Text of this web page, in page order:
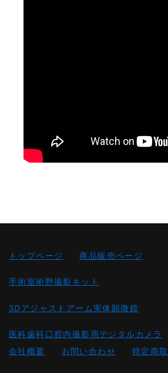
トップページ 商品販売ページ
手術室術野撮影キット
3Dアジャストアーム実体顕微鏡
医科歯科口腔内撮影用デジタルカメラ
会社概要
お問い合わせ 特定商